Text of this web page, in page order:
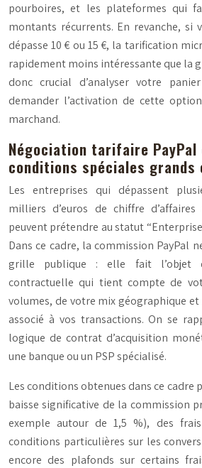
pourboires, et les plateformes qui
montants récurrents. En revanche, si
dépasse 10 € ou 15 €, la tarification
rapidement moins intéressante que la
donc crucial d’analyser votre
demander l’activation de cette
marchand.
Négociation tarifaire
conditions spéciales grands
Les entreprises qui dépassent
milliers d’euros de chiffre d’affaires
peuvent prétendre au statut
Dans ce cadre, la commission PayPal
grille publique : elle fait l’objet
contractuelle qui tient compte de
volumes, de votre mix géographique et
associé à vos transactions. On se
logique de contrat d’acquisition
une banque ou un PSP spécialisé.
Les conditions obtenues dans ce cadre
baisse significative de la commission
exemple autour de 1,5 %), des
conditions particulières sur les
encore des plafonds sur certains